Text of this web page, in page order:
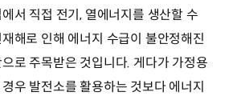
서 직접 전기, 열에너지를 생산할 수
해로 인해 에너지 수급이 불안정해진
로 주목받은 것입니다. 게다가 가정용
우 발전소를 활용하는 것보다 에너지